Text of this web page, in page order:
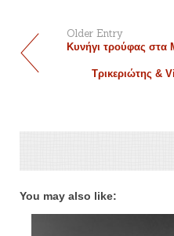
Older Entry
Κυνήγι τρούφας στα
Τρικεριώτης &
You may also like: